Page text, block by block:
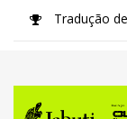
Tradução